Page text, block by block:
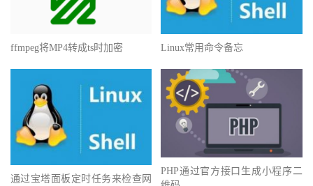
ffmpeg将MP4转成ts时加密 Linux常用命令备忘
通过宝塔面板定时任务来检查网
PHP通过官方接口生成小程序二